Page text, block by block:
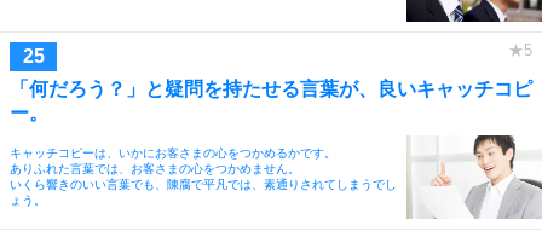
「何だろう？」と疑問を持たせる言葉が、良いキャッチコピ
ー。
キャッチコピーは、いかにお客さまの心をつかめるかです。
ありふれた言葉では、お客さまの心をつかめません。
いくら響きのいい言葉でも、陳腐で平凡では、素通りされてしまうでし
ょう。